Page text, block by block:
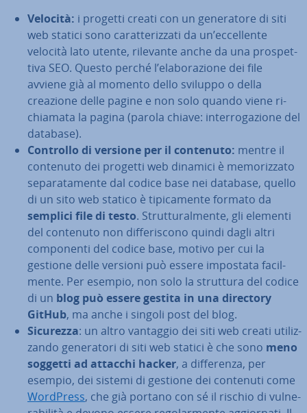
Velocità: i progetti creati con un ge­ne­ra­to­re di siti
web statici sono ca­rat­te­riz­za­ti da un’ec­cel­len­te
velocità lato utente, rilevante anche da una pro­spet­
ti­va SEO. Questo perché l’ela­bo­ra­zio­ne dei file
avviene già al momento dello sviluppo o della
creazione delle pagine e non solo quando viene ri­
chia­ma­ta la pagina (parola chiave: in­ter­ro­ga­zio­ne del
database).
Controllo di versione per il contenuto: mentre il
contenuto dei progetti web dinamici è me­mo­riz­za­to
se­pa­ra­ta­men­te dal codice base nei database, quello
di un sito web statico è ti­pi­ca­men­te formato da
semplici file di testo. Strut­tu­ral­men­te, gli elementi
del contenuto non dif­fe­ri­sco­no quindi dagli altri
com­po­nen­ti del codice base, motivo per cui la
gestione delle versioni può essere impostata fa­cil­
men­te. Per esempio, non solo la struttura del codice
di un blog può essere gestita in una directory
GitHub, ma anche i singoli post del blog.
Sicurezza: un altro vantaggio dei siti web creati uti­liz­
zan­do ge­ne­ra­to­ri di siti web statici è che sono meno
soggetti ad attacchi hacker, a dif­fe­ren­za, per
esempio, dei sistemi di gestione dei contenuti come
WordPress, che già portano con sé il rischio di vul­ne­